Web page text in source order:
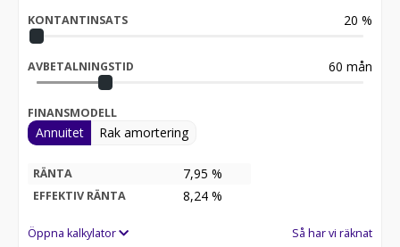
KONTANTINSATS 20 %
AVBETALNINGSTID 60 mån
FINANSMODELL
Annuitet Rak amortering
RÄNTA 7,95 %
EFFEKTIV RÄNTA 8,24 %
Öppna kalkylator Så har vi räknat